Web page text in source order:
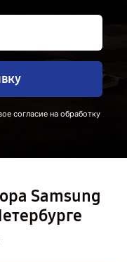
согласие на обработку
Samsung